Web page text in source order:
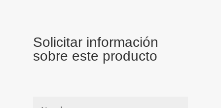
Solicitar información
sobre este producto